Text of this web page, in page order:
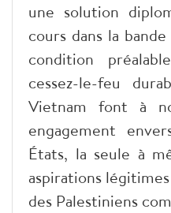
une solution
cours dans la
condition
cessez-le-feu
Vietnam font à
engagement
États, la seule à
aspirations
des Palestiniens